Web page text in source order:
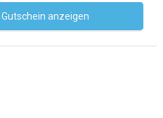
Gutschein anzeigen